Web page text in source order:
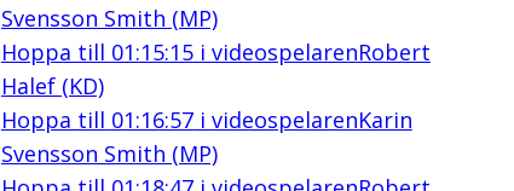
Svensson Smith (MP)
Hoppa till 01:15:15i videospelarenRobert
Halef (KD)
Hoppa till 01:16:57i videospelarenKarin
Svensson Smith (MP)